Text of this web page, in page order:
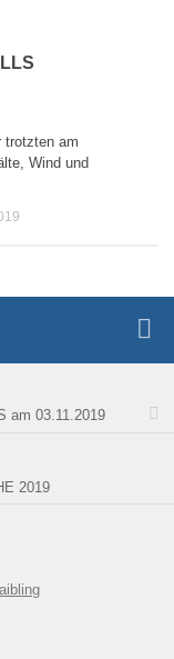
trotzten am
Wind und
am 03.11.2019
2019